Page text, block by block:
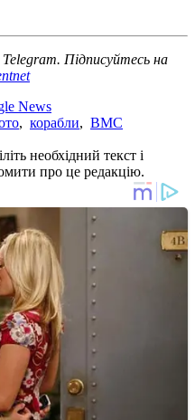
Telegram. Підписуйтесь на
News
, корабли, ВМС
необхідний текст і
про це редакцію.